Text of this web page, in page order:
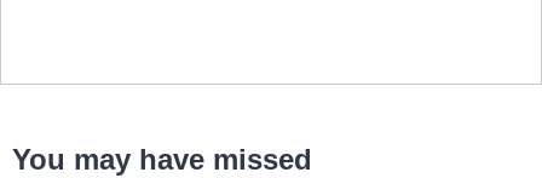
You may have missed